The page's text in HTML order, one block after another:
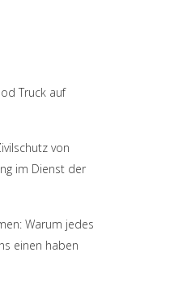
Truck auf
von
im Dienst der
Warum jedes
einen haben